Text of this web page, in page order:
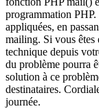
programmation
appliquées, en
mailing. Si vous êtes
technique depuis
du problème pourra
solution à ce
destinataires.
journée.